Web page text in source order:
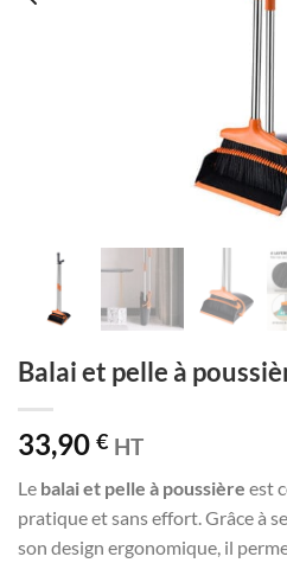
Balai et pelle à
33,90 € HT
Le balai et pelle à poussière est
pratique et sans effort. Grâce à
son design ergonomique, il